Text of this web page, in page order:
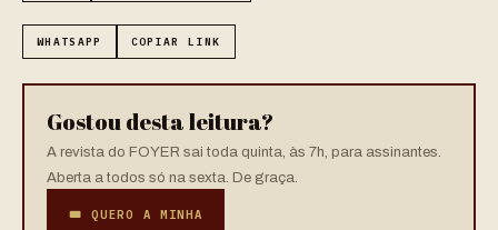
WHATSAPP COPIAR LINK
Gostou desta leitura?
A revista do FOYER sai toda quinta, às 7h, para assinantes.
Aberta a todos só na sexta. De graça.
🎟 QUERO A MINHA